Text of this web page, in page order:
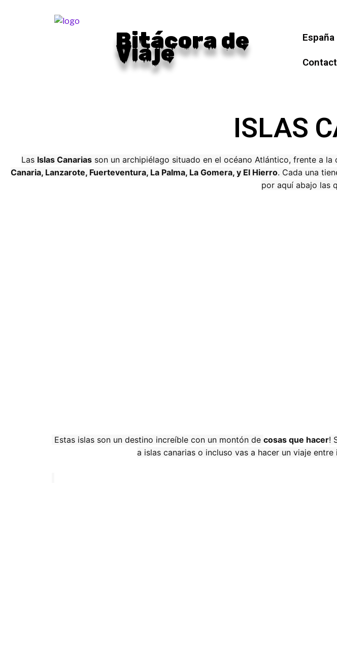
Bitácora de
Viaje
ISLAS
Las Islas Canarias son un archipiélago situado en el océano Atlántico, frente a
Canaria, Lanzarote, Fuerteventura, La Palma, La Gomera, y El Hierro. Cada una
por aquí abajo las
Estas islas son un destino increíble con un montón de cosas que hacer!
a islas canarias o incluso vas a hacer un viaje